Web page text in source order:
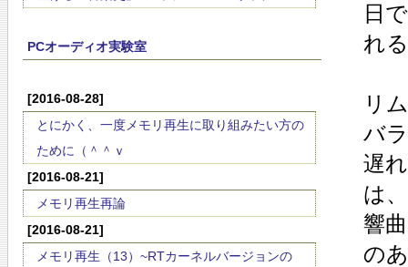
PCオーディオ実験室
[2016-08-28]
とにかく、一度メモリ再生に取り組みたい方の
ために（＾＾ｖ
[2016-08-21]
メモリ再生再論
[2016-08-21]
メモリ再生（13）~RTカーネルバージョンの
日
れ
リ
バ
遅
は
響
の